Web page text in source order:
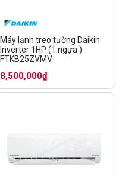
Máy lạnh treo tường Daikin
Inverter 1HP (1 ngựa )
FTKB25ZVMV
8,500,000₫